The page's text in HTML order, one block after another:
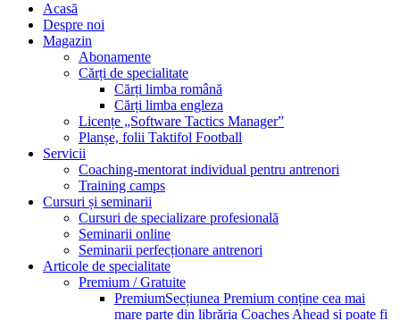
Acasă
Despre noi
Magazin
Abonamente
Cărți de specialitate
Cărți limba română
Cărți limba engleza
Licențe „Software Tactics Manager”
Planșe, folii Taktifol Football
Servicii
Coaching-mentorat individual pentru antrenori
Training camps
Cursuri și seminarii
Cursuri de specializare profesională
Seminarii online
Seminarii perfecționare antrenori
Articole de specialitate
Premium / Gratuite
PremiumSecțiunea Premium conține cea mai
mare parte din librăria Coaches Ahead și poate fi